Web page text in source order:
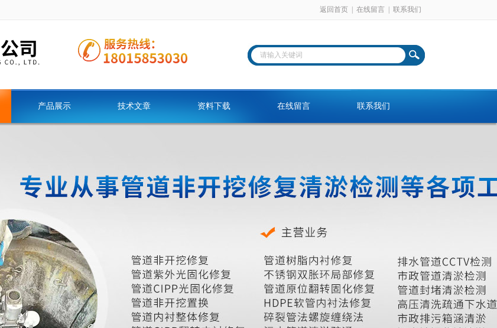
返回首页 在线留言 联系我们
产品展示 技术文章 资料下载 在线留言 联系我们